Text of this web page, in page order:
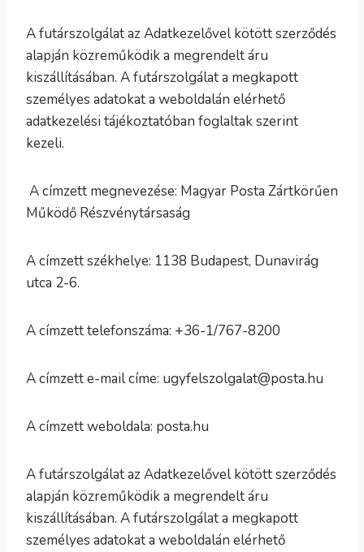
A futárszolgálat az Adatkezelővel kötött szerződés
alapján közreműködik a megrendelt áru
kiszállításában. A futárszolgálat a megkapott
személyes adatokat a weboldalán elérhető
adatkezelési tájékoztatóban foglaltak szerint
kezeli.
A címzett megnevezése: Magyar Posta Zártkörűen
Működő Részvénytársaság
A címzett székhelye: 1138 Budapest, Dunavirág
utca 2-6.
A címzett telefonszáma: +36-1/767-8200
A címzett e-mail címe: ugyfelszolgalat@posta.hu
A címzett weboldala: posta.hu
A futárszolgálat az Adatkezelővel kötött szerződés
alapján közreműködik a megrendelt áru
kiszállításában. A futárszolgálat a megkapott
személyes adatokat a weboldalán elérhető